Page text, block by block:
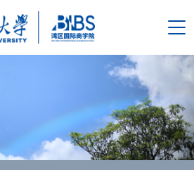
搜索